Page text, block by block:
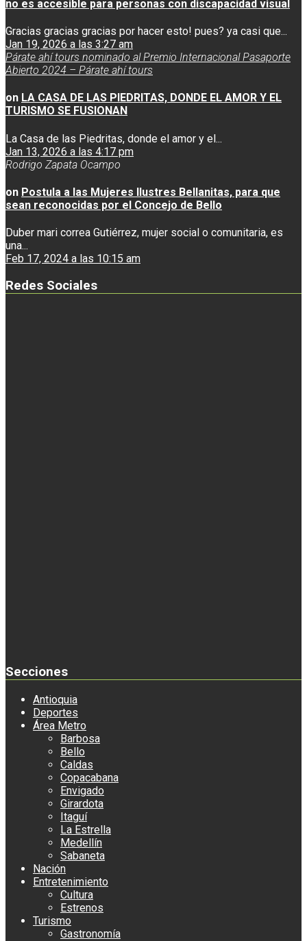
no es accesible para personas con discapacidad visual
Gracias gracias gracias por hacer esto! pues? ya casi que...
Jan 19, 2026 a las 3:27 am
Párate ahí tours nominado al Premio Internacional Pasaporte
Abierto 2024 – Párate ahí tours
on LA CASA DE LAS PIEDRITAS, DONDE EL AMOR Y EL
TURISMO SE FUSIONAN
La Casa de las Piedritas, donde el amor y el...
Jan 13, 2026 a las 4:17 pm
Rodrigo Zapata Ocampo
on Postula a las Mujeres Ilustres Bellanitas, para que
sean reconocidas por el Concejo de Bello
Duber mari correa Gutiérrez, mujer social o comunitaria, es
una...
Feb 17, 2024 a las 10:15 am
Redes Sociales
Secciones
Antioquia
Deportes
Área Metro
Barbosa
Bello
Caldas
Copacabana
Envigado
Girardota
Itaguí
La Estrella
Medellín
Sabaneta
Nación
Entretenimiento
Cultura
Estrenos
Turismo
Gastronomía